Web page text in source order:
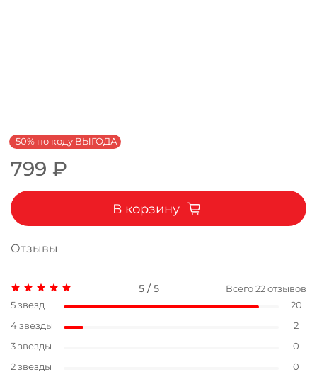
-50% по коду ВЫГОДА
799 ₽
В корзину
Отзывы
5 / 5 Всего22отзывов
5 звезд
20
4 звезды
2
3 звезды
0
2 звезды
0